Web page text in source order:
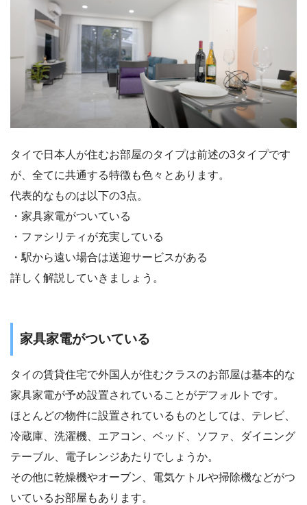
タイで日本人が住むお部屋のタイプは前述の3タイプです
が、全てに共通する特徴も色々とあります。
代表的なものは以下の3点。
・家具家電がついている
・ファシリティが充実している
・駅から遠い場合は送迎サービスがある
詳しく解説していきましょう。
家具家電がついている
タイの賃貸住宅で外国人が住むクラスのお部屋は基本的な
家具家電が予め設置されていることがデフォルトです。
ほとんどの物件に設置されているものとしては、テレビ、
冷蔵庫、洗濯機、エアコン、ベッド、ソファ、ダイニング
テーブル、電子レンジあたりでしょうか。
その他に乾燥機やオーブン、電気ケトルや掃除機などがつ
いているお部屋もあります。